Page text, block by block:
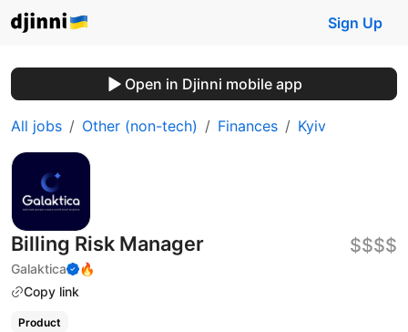
Sign Up
Open in Djinni mobile app
All jobs Other (non-tech) Finances Kyiv
Billing Rіsk Manager
Galaktica
🔥
Copy link
$$$$
Product